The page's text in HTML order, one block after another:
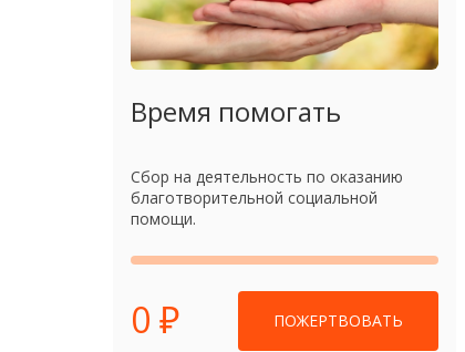
Время помогать
Сбор на деятельность по оказанию
благотворительной социальной
помощи.
0 ₽ ПОЖЕРТВОВАТЬ